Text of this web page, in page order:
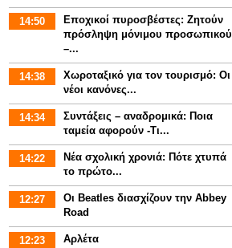
14:50
Εποχικοί πυροσβέστες: Ζητούν
πρόσληψη μόνιμου προσωπικού
–...
14:38
Χωροταξικό για τον τουρισμό: Οι
νέοι κανόνες...
14:34
Συντάξεις – αναδρομικά: Ποια
ταμεία αφορούν -Τι...
14:22
Νέα σχολική χρονιά: Πότε χτυπά
το πρώτο...
12:27
Οι Beatles διασχίζουν την Abbey
Road
12:23 Αρλέτα